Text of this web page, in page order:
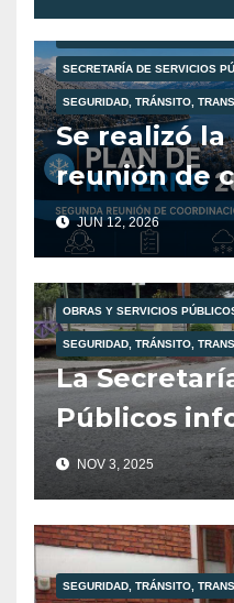
SECRETARÍA DE SERVICIOS
SEGURIDAD, TRÁNSITO,
Se realizó
reunión de
del Plan de
JUN 12, 2026
OBRAS Y SERVICIOS
SEGURIDAD, TRÁNSITO,
La
Públicos
total de
mañana
noviembre.
NOV 3, 2025
SEGURIDAD, TRÁNSITO,